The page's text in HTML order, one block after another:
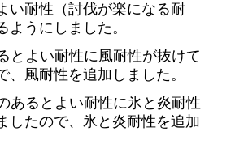
い耐性（討伐が楽になる耐
ようにしました。
とよい耐性に風耐性が抜けて
、風耐性を追加しました。
あるとよい耐性に氷と炎耐性
したので、氷と炎耐性を追加